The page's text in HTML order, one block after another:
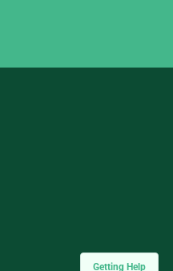
Getting Help